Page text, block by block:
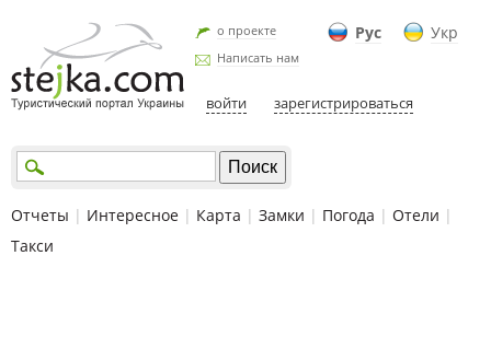
Рус Укр
о проекте
Написать нам
войти зарегистрироваться
Отчеты | Интересное | Карта | Замки | Погода | Отели |
Такси